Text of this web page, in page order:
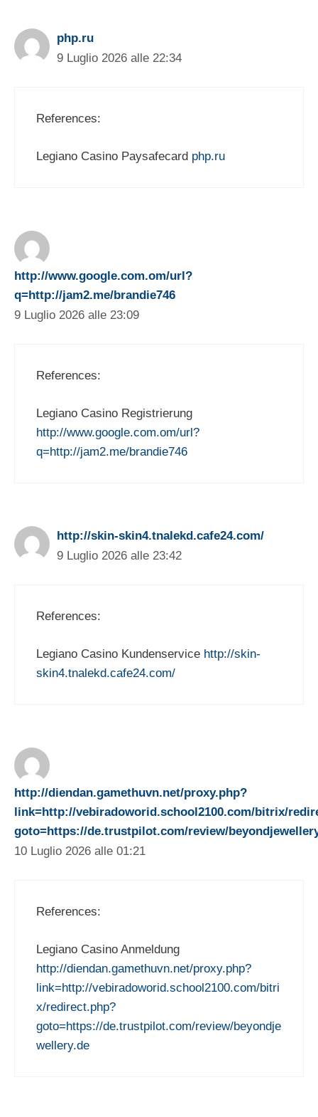
php.ru
9 Luglio 2026 alle 22:34
References:
Legiano Casino Paysafecard php.ru
http://www.google.com.om/url?
q=http://jam2.me/brandie746
9 Luglio 2026 alle 23:09
References:
Legiano Casino Registrierung
http://www.google.com.om/url?
q=http://jam2.me/brandie746
http://skin-skin4.tnalekd.cafe24.com/
9 Luglio 2026 alle 23:42
References:
Legiano Casino Kundenservice http://skin-
skin4.tnalekd.cafe24.com/
http://diendan.gamethuvn.net/proxy.php?
link=http://vebiradoworid.school2100.com/bitrix/
goto=https://de.trustpilot.com/review/
10 Luglio 2026 alle 01:21
References:
Legiano Casino Anmeldung
http://diendan.gamethuvn.net/proxy.php?
link=http://vebiradoworid.school2100.com/bitri
x/redirect.php?
goto=https://de.trustpilot.com/review/beyondje
wellery.de